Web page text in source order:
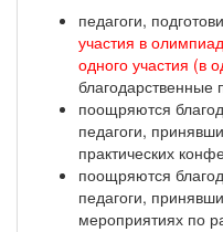
педагоги,
участия в
одного участия (в
благодарственные
поощряются
педагоги,
практических
поощряются
педагоги,
мероприятиях по